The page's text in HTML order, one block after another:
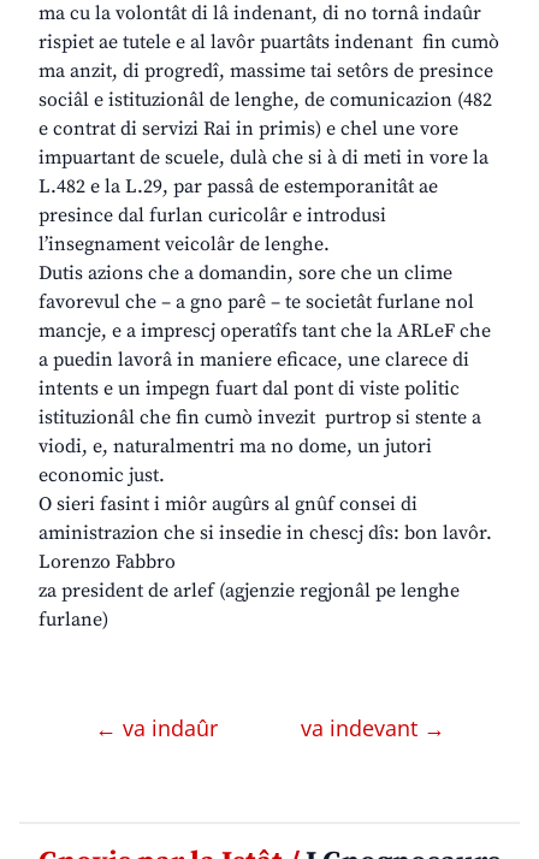
ma cu la volontât di lâ indenant, di no tornâ indaûr
rispiet ae tutele e al lavôr puartâts indenant fin cumò
ma anzit, di progredî, massime tai setôrs de presince
sociâl e istituzionâl de lenghe, de comunicazion (482
e contrat di servizi Rai in primis) e chel une vore
impuartant de scuele, dulà che si à di meti in vore la
L.482 e la L.29, par passâ de estemporanitât ae
presince dal furlan curicolâr e introdusi
l’insegnament veicolâr de lenghe.
Dutis azions che a domandin, sore che un clime
favorevul che – a gno parê – te societât furlane nol
mancje, e a imprescj operatîfs tant che la ARLeF che
a puedin lavorâ in maniere eficace, une clarece di
intents e un impegn fuart dal pont di viste politic
istituzionâl che fin cumò invezit purtrop si stente a
viodi, e, naturalmentri ma no dome, un jutori
economic just.
O sieri fasint i miôr augûrs al gnûf consei di
aministrazion che si insedie in chescj dîs: bon lavôr.
Lorenzo Fabbro
za president de arlef (agjenzie regjonâl pe lenghe
furlane)
← va indaûr va indevant →